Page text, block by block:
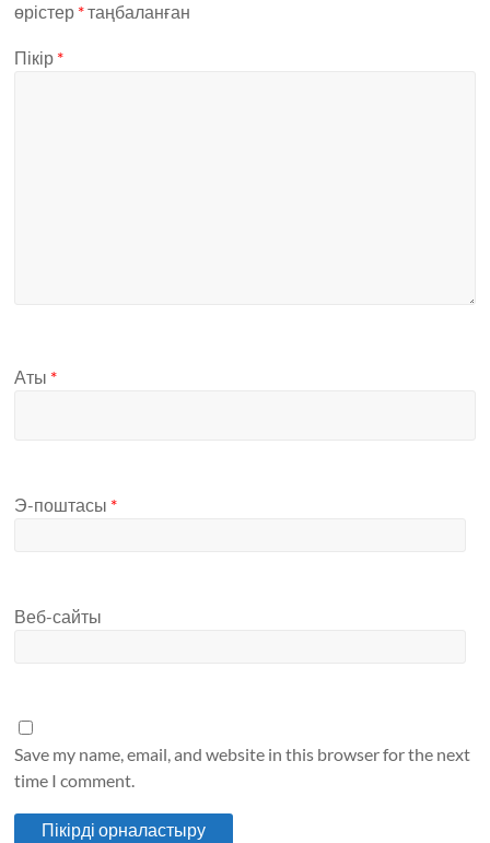
өрістер *таңбаланған
Пікір *
Аты *
Э-поштасы *
Веб-сайты
Save my name, email, and website in this browser for the next
time I comment.